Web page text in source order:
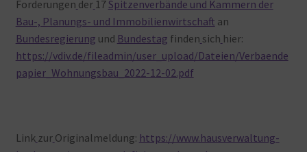
Forderungen der 17Spitzenverbände und Kammern der
Bau-, Planungs- und Immobilienwirtschaft an
Bundesregierung und Bundestag finden sich hier:
https://vdiv.de/fileadmin/user_upload/Dateien/Verbaende
papier_Wohnungsbau_2022-12-02.pdf
Link zur Originalmeldung: https://www.hausverwaltung-